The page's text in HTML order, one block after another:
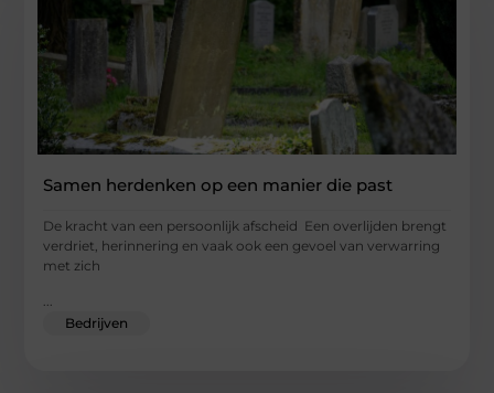
Samen herdenken op een manier die past
De kracht van een persoonlijk afscheid Een overlijden brengt
verdriet, herinnering en vaak ook een gevoel van verwarring
met zich
...
Bedrijven